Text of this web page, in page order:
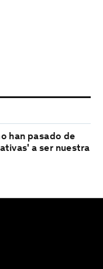
han pasado de
a ser nuestra